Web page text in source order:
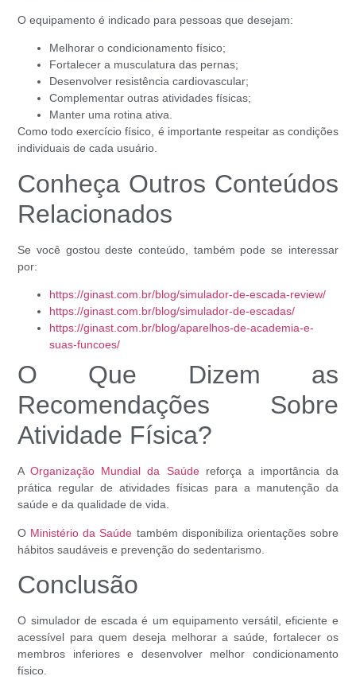
O equipamento é indicado para pessoas que desejam:
Melhorar o condicionamento físico;
Fortalecer a musculatura das pernas;
Desenvolver resistência cardiovascular;
Complementar outras atividades físicas;
Manter uma rotina ativa.
Como todo exercício físico, é importante respeitar as condições
individuais de cada usuário.
Conheça Outros Conteúdos
Relacionados
Se você gostou deste conteúdo, também pode se interessar
por:
https://ginast.com.br/blog/simulador-de-escada-review/
https://ginast.com.br/blog/simulador-de-escadas/
https://ginast.com.br/blog/aparelhos-de-academia-e-
suas-funcoes/
O Que Dizem as
Recomendações Sobre
Atividade Física?
AOrganização Mundial da Saúdereforça a importância da
prática regular de atividades físicas para a manutenção da
saúde e da qualidade de vida.
O Ministério da Saúde também disponibiliza orientações sobre
hábitos saudáveis e prevenção do sedentarismo.
Conclusão
O simulador de escada é um equipamento versátil, eficiente e
acessível para quem deseja melhorar a saúde, fortalecer os
membros inferiores e desenvolver melhor condicionamento
físico.